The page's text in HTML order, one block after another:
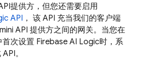
提供方，但您还需要启用
API ， 该 API 充当我们的客户端
API 提供方之间的网关。当您在
首次设置 Firebase AI Logic时，系
。